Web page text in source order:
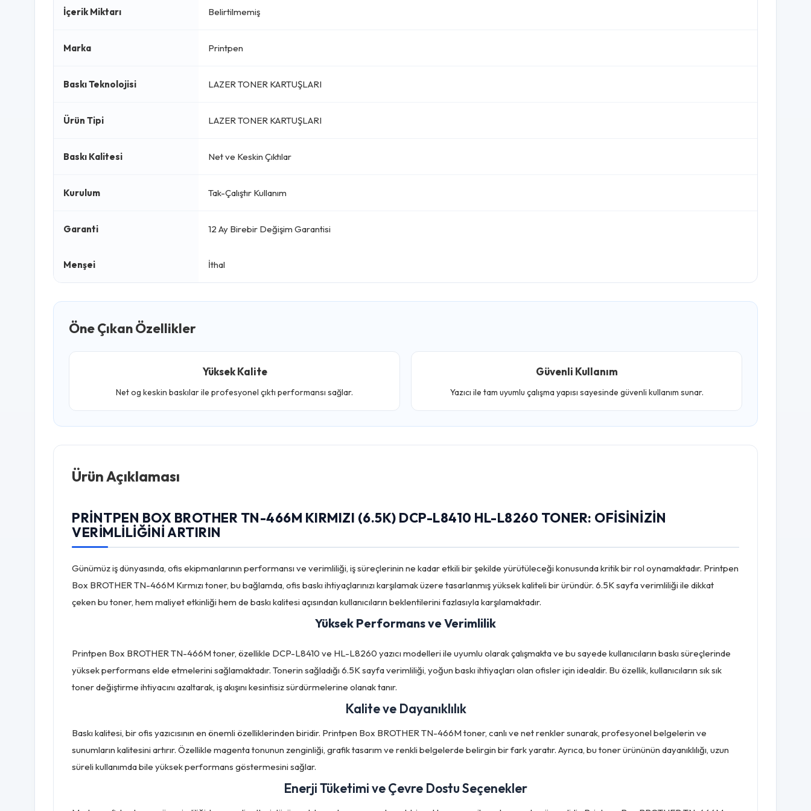
İçerik Miktarı Belirtilmemiş
Marka Printpen
Baskı Teknolojisi LAZER TONER KARTUŞLARI
Ürün Tipi LAZER TONER KARTUŞLARI
Baskı Kalitesi Net ve Keskin Çıktılar
Kurulum Tak-Çalıştır Kullanım
Garanti 12 Ay Birebir Değişim Garantisi
Menşei İthal
Öne Çıkan Özellikler
Yüksek Kalite
Net og keskin baskılar ile profesyonel çıktı performansı sağlar.
Güvenli Kullanım
Yazıcı ile tam uyumlu çalışma yapısı sayesinde güvenli kullanım sunar.
Ürün Açıklaması
PRINTPEN BOX BROTHER TN-466M KIRMIZI (6.5K) DCP-L8410 HL-L8260 TONER: OFISINIZIN
VERIMLILIĞINI ARTIRIN
Günümüz iş dünyasında, ofis ekipmanlarının performansı ve verimliliği, iş süreçlerinin ne kadar etkili bir şekilde yürütüleceği konusunda kritik bir rol oynamaktadır. Printpen
Box BROTHER TN-466M Kırmızı toner, bu bağlamda, ofis baskı ihtiyaçlarınızı karşılamak üzere tasarlanmış yüksek kaliteli bir üründür. 6.5K sayfa verimliliği ile dikkat
çeken bu toner, hem maliyet etkinliği hem de baskı kalitesi açısından kullanıcıların beklentilerini fazlasıyla karşılamaktadır.
Yüksek Performans ve Verimlilik
Printpen Box BROTHER TN-466M toner, özellikle DCP-L8410 ve HL-L8260 yazıcı modelleri ile uyumlu olarak çalışmakta ve bu sayede kullanıcıların baskı süreçlerinde
yüksek performans elde etmelerini sağlamaktadır. Tonerin sağladığı 6.5K sayfa verimliliği, yoğun baskı ihtiyaçları olan ofisler için idealdir. Bu özellik, kullanıcıların sık sık
toner değiştirme ihtiyacını azaltarak, iş akışını kesintisiz sürdürmelerine olanak tanır.
Kalite ve Dayanıklılık
Baskı kalitesi, bir ofis yazıcısının en önemli özelliklerinden biridir. Printpen Box BROTHER TN-466M toner, canlı ve net renkler sunarak, profesyonel belgelerin ve
sunumların kalitesini artırır. Özellikle magenta tonunun zenginliği, grafik tasarım ve renkli belgelerde belirgin bir fark yaratır. Ayrıca, bu toner ürününün dayanıklılığı, uzun
süreli kullanımda bile yüksek performans göstermesini sağlar.
Enerji Tüketimi ve Çevre Dostu Seçenekler